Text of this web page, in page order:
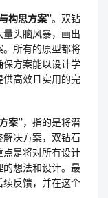
构思方案”。双钻
头脑风暴，画出
所有的原型都将
方案能以设计学
高效且实用的完
案”，指的是将潜
决方案，双钻石
是将对所有设计
想法和设计。最
反馈，并在这个